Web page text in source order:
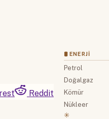
Reddit
🛢 ENERJI
Petrol
Doğalgaz
Kömür
Nükleer
☀️